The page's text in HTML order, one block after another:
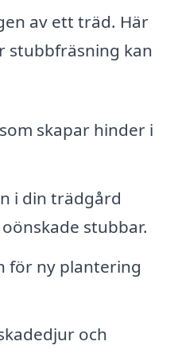
av ett träd. Här
stubbfräsning kan
skapar hinder i
i din trädgård
stubbar.
för ny plantering
och